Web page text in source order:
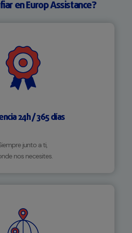
en Europ Assistance?
24h / 365 días
junto a ti,
nos necesites.